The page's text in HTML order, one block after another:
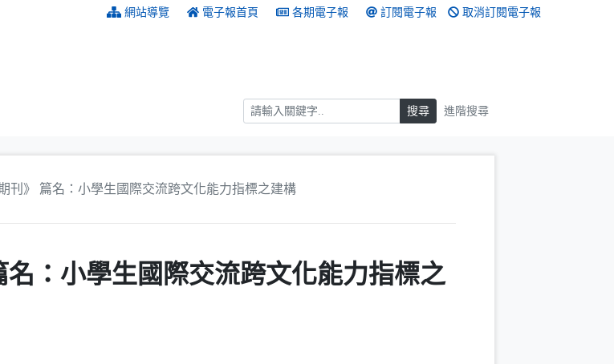
網站導覽 電子報首頁 各期電子報 訂閱電子報 取消訂閱電子報
搜尋 搜尋 進階搜尋
刊》 篇名：小學生國際交流跨文化能力指標之建構
名：小學生國際交流跨文化能力指標之